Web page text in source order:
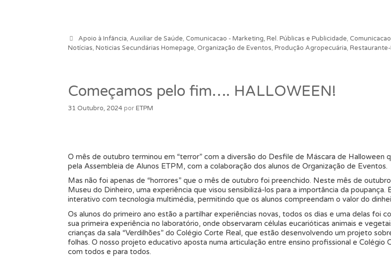
Categorias
Apoio à Infância, Auxiliar de Saúde, Comunicacao - Marketing, Rel. Públicas e Publicidade,
Notícias, Noticias Secundárias Homepage, Organização de Eventos, Produção Agropecuária,
Começamos pelo fim…. HALLOWEEN!
31 Outubro, 2024 porETPM
O mês de outubro terminou em “terror” com a diversão do Desfile de Máscara de
pela Assembleia de Alunos ETPM, com a colaboração dos alunos de Organização de Eventos.
Mas não foi apenas de “horrores” que o mês de outubro foi preenchido. Neste mês de
Museu do Dinheiro, uma experiência que visou sensibilizá-los para a importância da
interativo com tecnologia multimédia, permitindo que os alunos compreendam o valor do
Os alunos do primeiro ano estão a partilhar experiências novas, todos os dias e uma delas foi
sua primeira experiência no laboratório, onde observaram células eucarióticas animais e
crianças da sala “Verdilhões” do Colégio Corte Real, que estão desenvolvendo um projeto
folhas. O nosso projeto educativo aposta numa articulação entre ensino profissional e
com todos e para todos.